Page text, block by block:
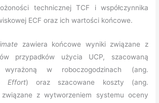
technicznej TCF i współczynnika
ECF oraz ich wartości końcowe.
zawiera końcowe wyniki związane z
przypadków użycia UCP, szacowaną
wyrażoną w roboczogodzinach (ang.
Effort) oraz szacowane koszty (ang.
z wytworzeniem systemu oceny